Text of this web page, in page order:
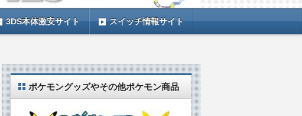
3DS本体激安サイト スイッチ情報サイト
ポケモングッズやその他ポケモン商品